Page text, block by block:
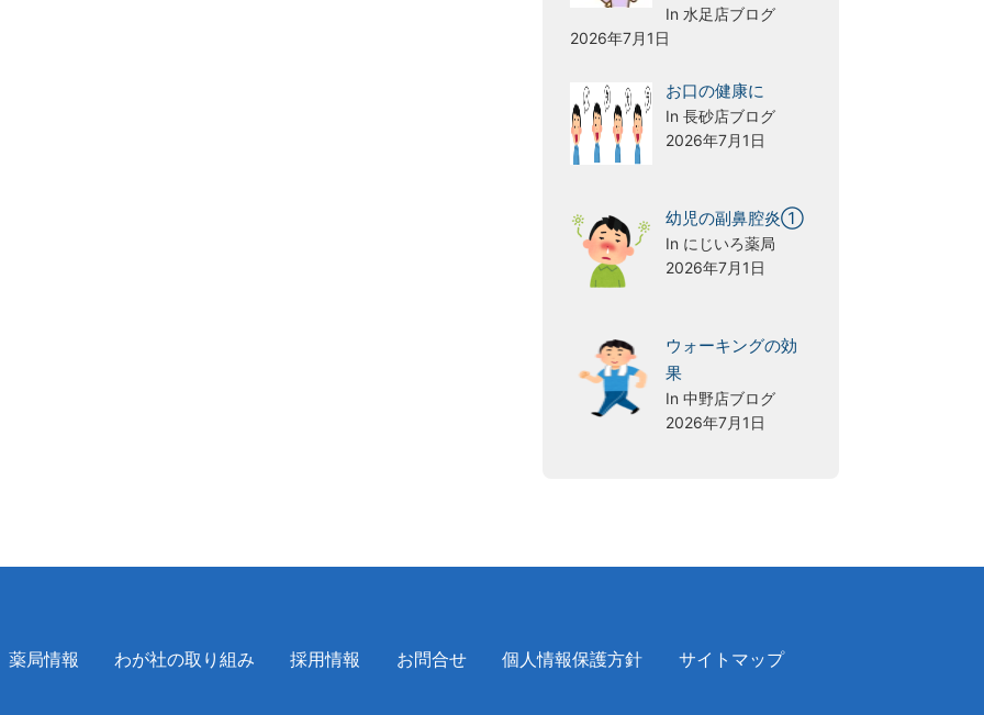
In 水足店ブログ
2026年7月1日
お口の健康に
In 長砂店ブログ
2026年7月1日
幼児の副鼻腔炎①
In にじいろ薬局
2026年7月1日
ウォーキングの効
果
In 中野店ブログ
2026年7月1日
薬局情報 わが社の取り組み 採用情報 お問合せ 個人情報保護方針 サイトマップ